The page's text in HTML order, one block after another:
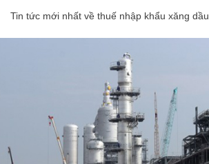
Tin tức mới nhất về thuế nhập khẩu xăng dầu